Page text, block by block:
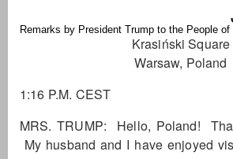
Remarks by President Trump to the People
Krasiński Square
Warsaw, Poland
1:16 P.M. CEST
MRS. TRUMP: Hello, Poland!
My husband and I have enjoyed